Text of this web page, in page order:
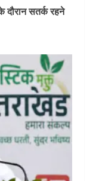
दौरान सतर्क रहने